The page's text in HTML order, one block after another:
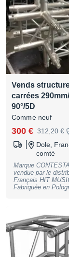
pièces disponibles.
est unitaire.
livraison en sus.
Vends
carrées
90°/5D
Comme neuf
300 € 312,20 €
Dole,
comté
Marque
vendue par le
Français HIT
Fabriquée en
AGQUA-07 Super
propres! Comme
8 manchons et
pièces disponibles.
est unitaire.
livraison en sus.